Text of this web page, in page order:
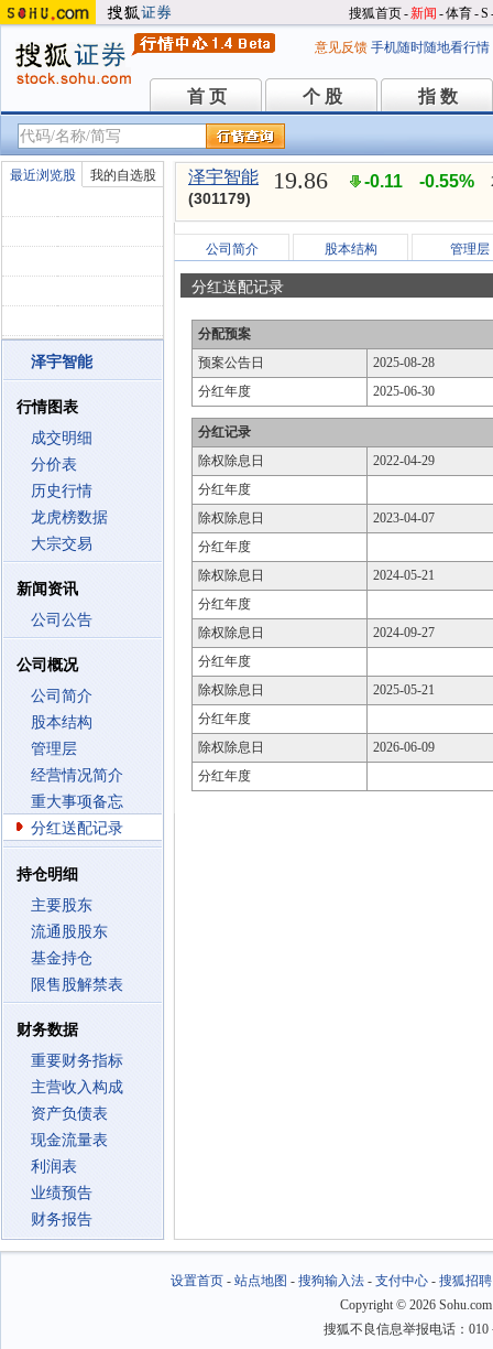
搜狐首页-新闻 -体育-S
意见反馈 手机随时随地看行情
首 页
首 页 个 股
个 股 指 数
指 数
最近浏览股 我的自选股
泽宇智能
行情图表
成交明细
分价表
历史行情
龙虎榜数据
大宗交易
新闻资讯
公司公告
公司概况
公司简介
股本结构
管理层
经营情况简介
重大事项备忘
分红送配记录
持仓明细
主要股东
流通股股东
基金持仓
限售股解禁表
财务数据
重要财务指标
主营收入构成
资产负债表
现金流量表
利润表
业绩预告
财务报告
泽宇智能
(301179)
19.86 -0.11 -0.55%
公司简介 股本结构 管理层
分红送配记录
分配预案
预案公告日
2025-08-28
分红年度
2025-06-30
分红记录
除权除息日
2022-04-29
分红年度
除权除息日
2023-04-07
分红年度
除权除息日
2024-05-21
分红年度
除权除息日
2024-09-27
分红年度
除权除息日
2025-05-21
分红年度
除权除息日
2026-06-09
分红年度
设置首页- 站点地图 - 搜狗输入法- 支付中心- 搜狐招聘
Copyright © 2026
搜狐不良信息举报电话：010